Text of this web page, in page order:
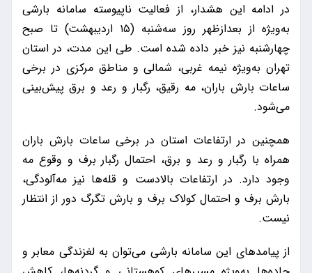
در ادامه این هشدار، از فعالیت ناپیوسته سامانه بارشی
به‌ویژه از بعدازظهر روز سه‌شنبه (۱۵ اردیبهشت) تا صبح
چهارشنبه نیز خبر داده شده است. طی این مدت، در استان
تهران به‌ویژه نیمه غربی، شمالی و مناطق مرکزی در برخی
ساعات بارش باران، مه رقیق، رگبار و رعد و برق پیش‌بینی
می‌شود.
همچنین در ارتفاعات استان در برخی ساعات بارش باران
همراه با رگبار و رعد و برق، احتمال رگبار برف و وقوع مه
وجود دارد. در ارتفاعات بالادست و قله‌ها نیز مه‌آلودگی،
بارش برف و احتمال کولاک برف و بارش تگرگ دور از انتظار
نیست.
از پیامدهای این سامانه بارشی می‌توان به لغزندگی معابر و